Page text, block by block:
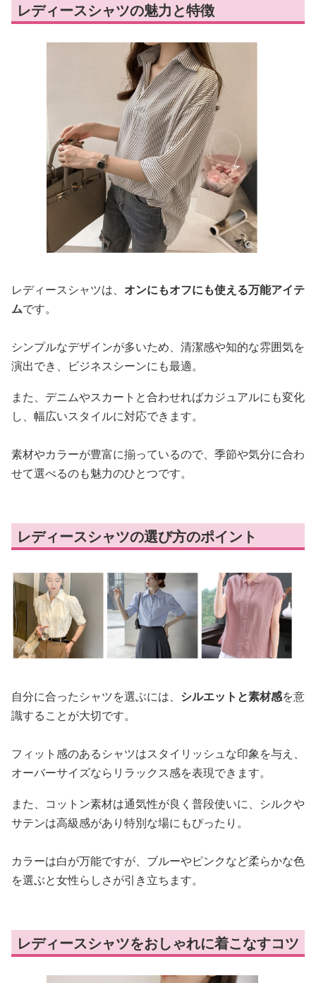
レディースシャツの魅力と特徴
レディースシャツは、 オンにもオフにも使える万能アイテ
ムです。
シンプルなデザインが多いため、清潔感や知的な雰囲気を
演出でき、ビジネスシーンにも最適。
また、デニムやスカートと合わせればカジュアルにも変化
し、幅広いスタイルに対応できます。
素材やカラーが豊富に揃っているので、季節や気分に合わ
せて選べるのも魅力のひとつです。
レディースシャツの選び方のポイント
自分に合ったシャツを選ぶには、 シルエットと素材感を意
識することが大切です。
フィット感のあるシャツはスタイリッシュな印象を与え、
オーバーサイズならリラックス感を表現できます。
また、コットン素材は通気性が良く普段使いに、シルクや
サテンは高級感があり特別な場にもぴったり。
カラーは白が万能ですが、ブルーやピンクなど柔らかな色
を選ぶと女性らしさが引き立ちます。
レディースシャツをおしゃれに着こなすコツ